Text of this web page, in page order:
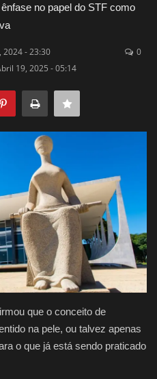
no papel do STF como
2024 - 23:30
19, 2025 - 05:14
0
que o conceito de
na pele, ou talvez apenas
o que já está sendo praticado